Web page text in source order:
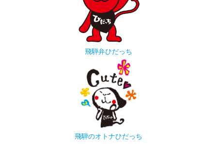
飛騨弁ひだっち
飛騨のオトナひだっち